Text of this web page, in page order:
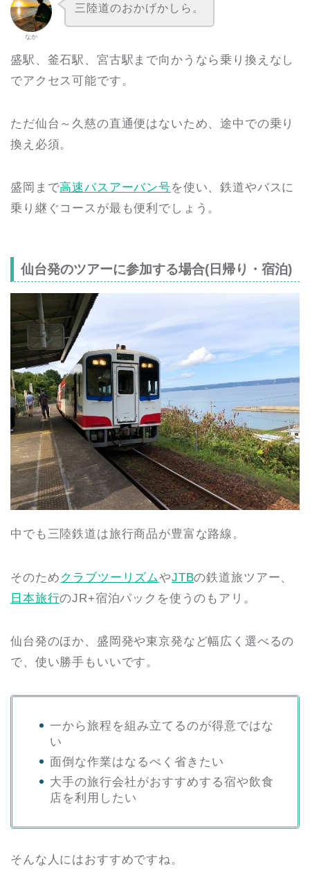
なか
三陸道のおかげかしら。
盛駅、釜石駅、宮古駅まで向かうなら乗り換えなし
でアクセス可能です。
ただ仙台～久慈の直通便はないため、途中での乗り
換え必須。
盛岡まで高速バスアーバン号を使い、鉄道やバスに
乗り継ぐコースが最も便利でしょう。
仙台発のツアーに参加する場合(日帰り・宿泊)
中でも三陸鉄道は旅行商品が豊富な路線。
そのため クラブツーリズムやJTBの鉄道旅ツアー、
日本旅行のJR+宿泊パックを使うのもアリ。
仙台発のほか、盛岡発や東京発など幅広く選べるの
で、使い勝手もいいです。
一から旅程を組み立てるのが得意ではな
い
面倒な作業はなるべく省きたい
大手の旅行会社がおすすめする宿や飲食
店を利用したい
そんな人にはおすすめですね。